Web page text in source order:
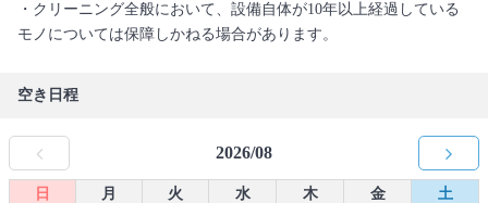
・クリーニング全般において、設備自体が10年以上経過している
モノについては保障しかねる場合があります。
空き日程
2026/08
日 月 火 水 木 金
土